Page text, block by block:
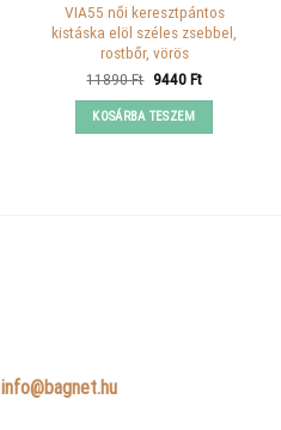
VIA55 női keresztpántos
kistáska elöl széles zsebbel,
rostbőr, vörös
11890Ft Original
was:
11890 Ft.
9440FtCurrent
KOSÁRBA TESZEM
info@bagnet.hu